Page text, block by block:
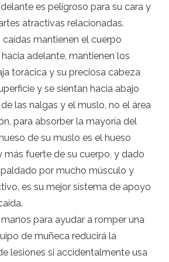
es peligroso para su cara y
atractivas relacionadas.
caídas mantienen el cuerpo
adelante, mantienen los
torácica y su preciosa cabeza
y se sientan hacia abajo
las nalgas y el muslo, no el área
para absorber la mayoría del
de su muslo es el hueso
más fuerte de su cuerpo, y dado
por mucho músculo y
es su mejor sistema de apoyo
para ayudar a romper una
de muñeca reducirá la
lesiones si accidentalmente usa